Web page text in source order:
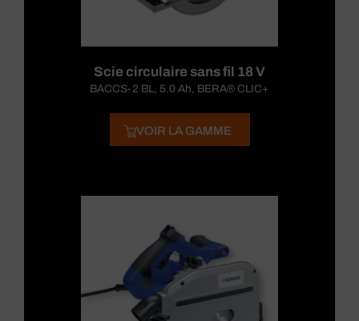
Scie circulaire sans fil 18 V
BACCS-2 BL, 5.0 Ah, BERA® CLIC+
VOIR LA GAMME